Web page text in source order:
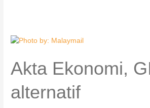
Akta Ekonomi,
alternatif
Akta
GIG
satu